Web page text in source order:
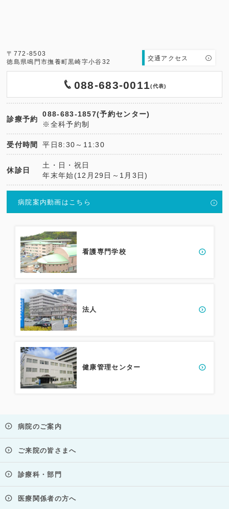
〒772-8503
徳島県鳴門市撫養町黒崎字小谷32
交通アクセス
088-683-0011(代表)
診療予約
088-683-1857(予約センター)
※全科予約制
受付時間 平日8:30～11:30
休診日
土・日・祝日
年末年始(12月29日～1月3日)
病院案内動画はこちら
看護専門学校
法人
健康管理センター
病院のご案内
ご来院の皆さまへ
診療科・部門
医療関係者の方へ